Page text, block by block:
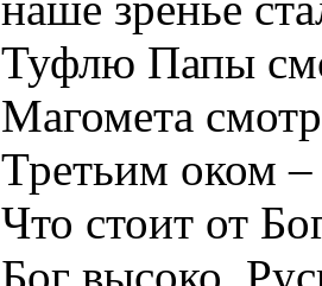
Туфлю Папы
Магомета
Третьим оком
Что стоит от